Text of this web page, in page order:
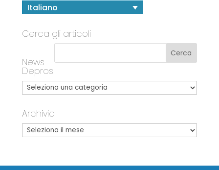
Italiano
Cerca gli articoli
News
Depros
Archivio